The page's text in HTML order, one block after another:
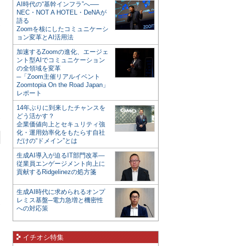
AI時代の“基幹インフラ”へ──
NEC・NOT A HOTEL・DeNAが
語る
Zoomを核にしたコミュニケーシ
ョン変革とAI活用法
加速するZoomの進化、エージェ
ント型AIでコミュニケーション
の全領域を変革
─「Zoom主催リアルイベント
Zoomtopia On the Road Japan」
レポート
14年ぶりに到来したチャンスを
どう活かす？
企業価値向上とセキュリティ強
化・運用効率化をもたらす自社
だけの“ドメイン”とは
生成AI導入が迫るIT部門改革―
従業員エンゲージメント向上に
貢献するRidgelinezの処方箋
生成AI時代に求められるオンプ
レミス基盤─電力急増と機密性
への対応策
イチオシ特集